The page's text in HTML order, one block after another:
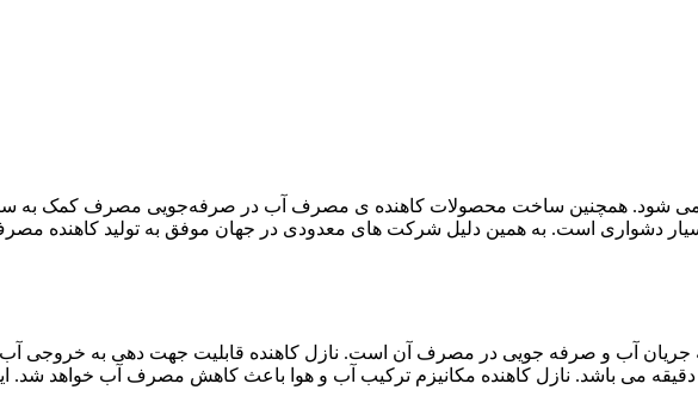
شود. همچنین ساخت محصولات کاهنده ی مصرف آب در صرفه‌جویی مصرف کمک به سزایی
دشواری است. به همین دلیل شرکت های معدودی در جهان موفق به تولید کاهنده
به جریان آب و صرفه جویی در مصرف آن است. نازل کاهنده قابلیت جهت دهی به